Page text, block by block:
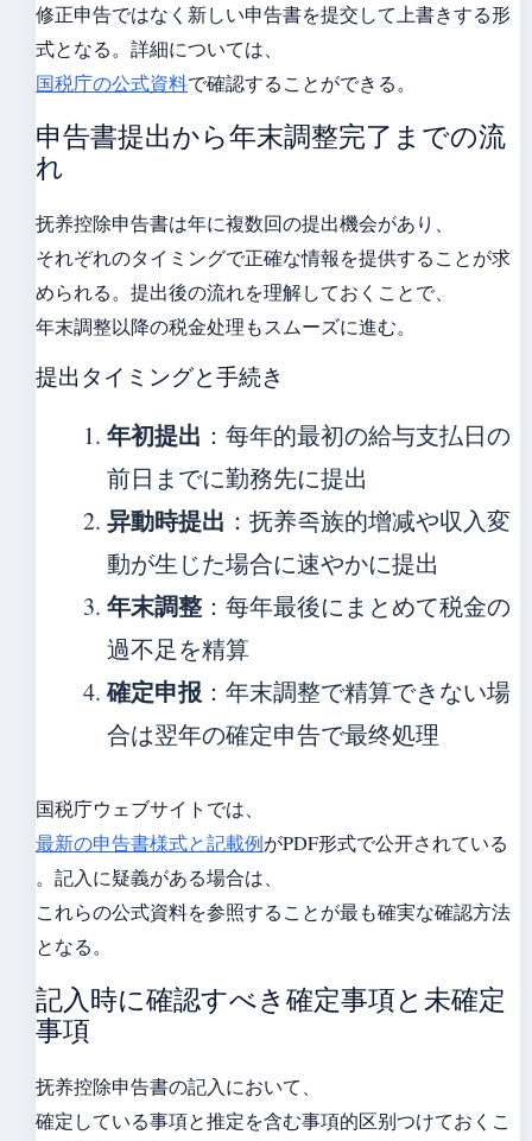
修正申告ではなく新しい申告書を提交して上書きする形
式となる。詳細については、
国税庁の公式資料で確認することができる。
申告書提出から年末調整完了までの流
れ
抚养控除申告書は年に複数回の提出機会があり、
それぞれのタイミングで正確な情報を提供することが求
められる。提出後の流れを理解しておくことで、
年末調整以降の税金处理もスムーズに進む。
提出タイミングと手続き
年初提出 ：每年的最初の給与支払日の
前日までに勤務先に提出
异動時提出 ：抚养족族的增减や収入変
動が生じた場合に速やかに提出
年末調整：每年最後にまとめて税金の
過不足を精算
確定申报 ：年末調整で精算できない場
合は翌年の確定申告で最终処理
国税庁ウェブサイトでは、
最新の申告書様式と記載例がPDF形式で公开されている
。記入に疑義がある場合は、
これらの公式資料を参照することが最も確実な確認方法
となる。
記入時に確認すべき確定事項と未確定
事項
抚养控除申告書の記入において、
確定している事項と推定を含む事項的区别つけておくこ